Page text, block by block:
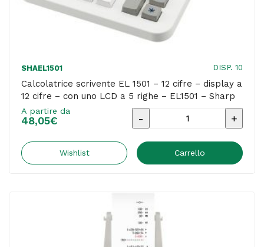
-
Casio
quantità
SHAEL1501 DISP. 10
Calcolatrice scrivente EL 1501 – 12 cifre – display a
12 cifre – con uno LCD a 5 righe – EL1501 – Sharp
A partire da
48,05€
Calcolatrice
EL
12
cifre
-
Wishlist Carrello